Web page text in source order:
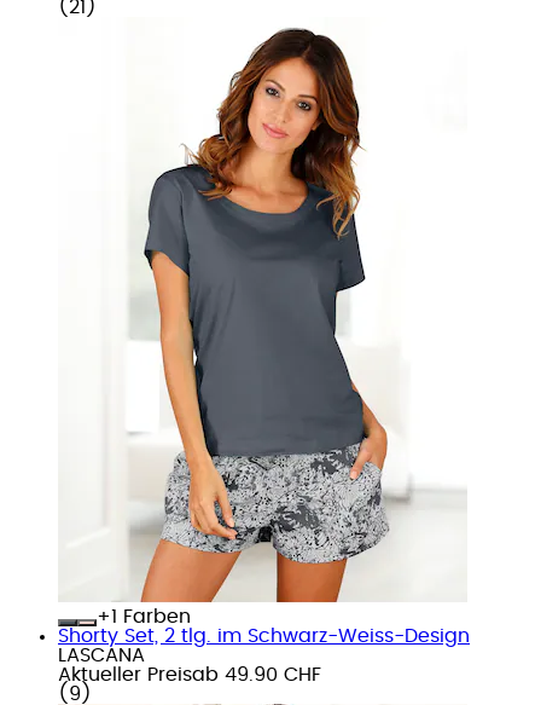
( 21 )
+
Farben
Shorty Set, 2 tlg. im Schwarz-Weiss-Design
LASCANA
Aktueller Preisab 49.90 CHF
( 9 )